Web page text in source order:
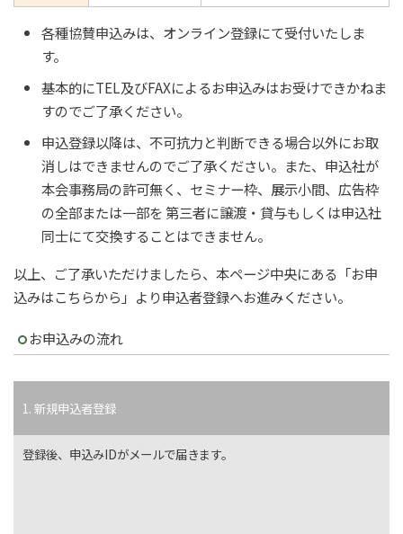
各種協賛申込みは、オンライン登録にて受付いたしま
す。
基本的にTEL及びFAXによるお申込みはお受けできかねま
すのでご了承ください。
申込登録以降は、不可抗力と判断できる場合以外にお取
消しはできませんのでご了承ください。また、申込社が
本会事務局の許可無く、セミナー枠、展示小間、広告枠
の全部または一部を 第三者に譲渡・貸与もしくは申込社
同士にて交換することはできません。
以上、ご了承いただけましたら、本ページ中央にある「お申
込みはこちらから」より申込者登録へお進みください。
お申込みの流れ
1. 新規申込者登録
登録後、申込みIDがメールで届きます。